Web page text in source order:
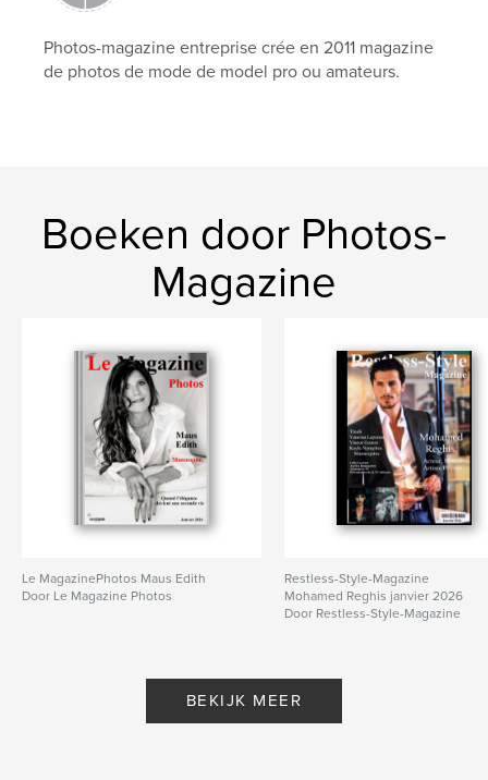
Photos-magazine entreprise crée en 2011 magazine
de photos de mode de model pro ou amateurs.
Boeken door Photos-
Magazine
Le MagazinePhotos Maus Edith
Door Le Magazine Photos
Restless-Style-Magazine
Mohamed Reghis janvier 2026
Door Restless-Style-Magazine
BEKIJK MEER